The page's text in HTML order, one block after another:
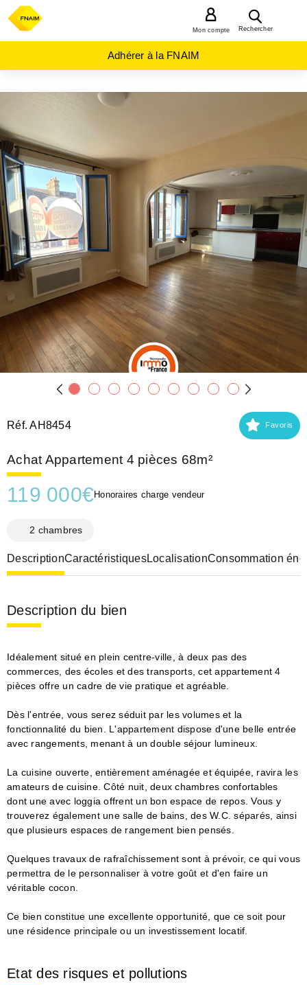
Rechercher
Mon compte
Adhérer à la FNAIM
NORMANDIE
EURE
(27)
EVREUX
(27000)
Réf. AH8454 Favoris
Achat Appartement 4 pièces 68m²
119 000€ Honoraires charge vendeur
2 chambres
DescriptionCaractéristiquesLocalisationConsommation
Description du bien
Idéalement situé en plein centre-ville, à deux pas des
commerces, des écoles et des transports, cet appartement 4
pièces offre un cadre de vie pratique et agréable.
Dès l'entrée, vous serez séduit par les volumes et la
fonctionnalité du bien. L'appartement dispose d'une belle entrée
avec rangements, menant à un double séjour lumineux.
La cuisine ouverte, entièrement aménagée et équipée, ravira les
amateurs de cuisine. Côté nuit, deux chambres confortables
dont une avec loggia offrent un bon espace de repos. Vous y
trouverez également une salle de bains, des W.C. séparés, ainsi
que plusieurs espaces de rangement bien pensés.
Quelques travaux de rafraîchissement sont à prévoir, ce qui vous
permettra de le personnaliser à votre goût et d'en faire un
véritable cocon.
Ce bien constitue une excellente opportunité, que ce soit pour
une résidence principale ou un investissement locatif.
Etat des risques et pollutions